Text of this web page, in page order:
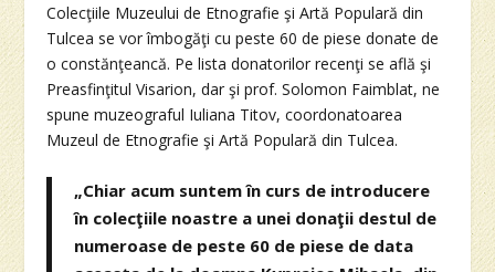
Colecţiile Muzeului de Etnografie şi Artă Populară din
Tulcea se vor îmbogăţi cu peste 60 de piese donate de
o constănţeancă. Pe lista donatorilor recenţi se află şi
Preasfinţitul Visarion, dar şi prof. Solomon Faimblat, ne
spune muzeograful Iuliana Titov, coordonatoarea
Muzeul de Etnografie şi Artă Populară din Tulcea.
„Chiar acum suntem în curs de introducere
în colecţiile noastre a unei donaţii destul de
numeroase de peste 60 de piese de data